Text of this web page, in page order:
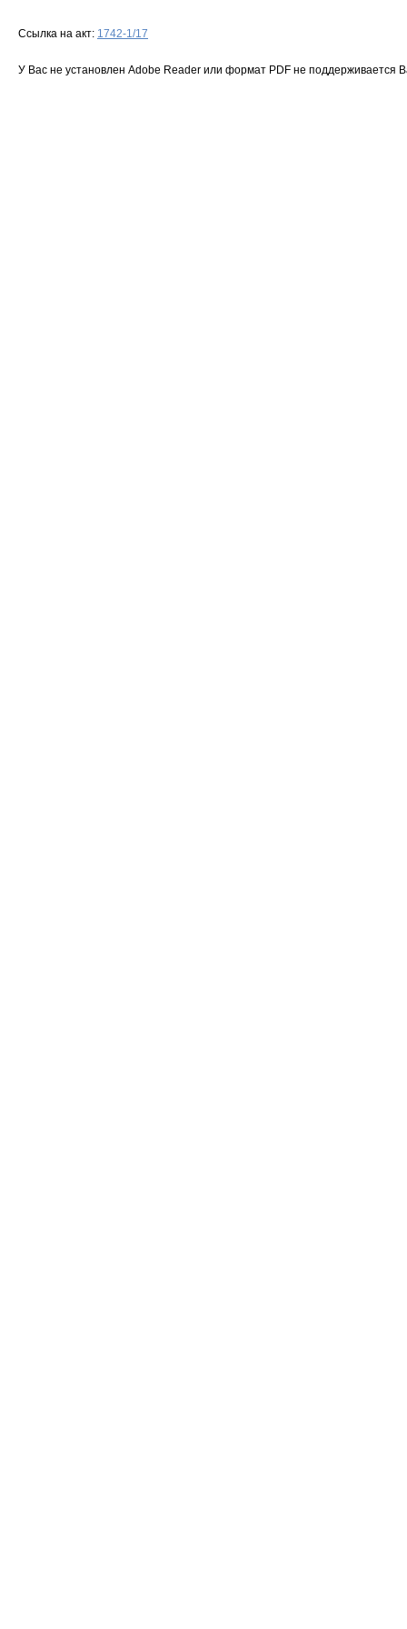
Ссылка на акт: 1742-1/17
У Вас не установлен Adobe Reader или формат PDF не поддерживается